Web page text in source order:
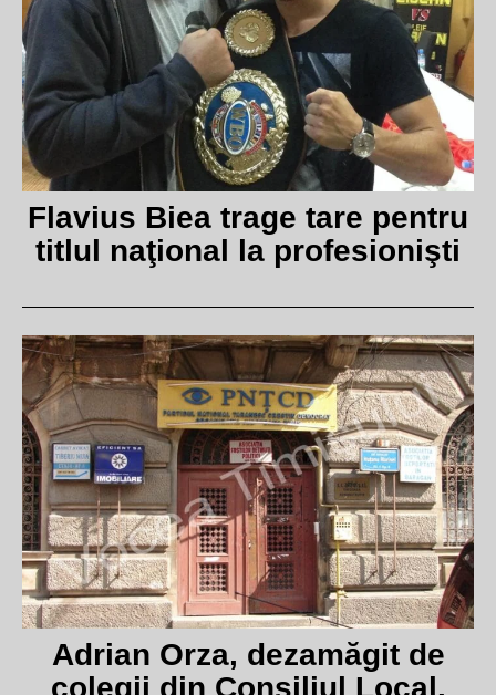
Flavius Biea trage tare pentru
titlul naţional la profesionişti
Adrian Orza, dezamăgit de
colegii din Consiliul Local.